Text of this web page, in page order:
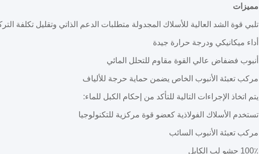
مميزات
تلبي قوة الشد العالية للأسلاك المجدولة متطلبات الدعم الذاتي وتقليل تكلفة
أداء ميكانيكي ودرجة حرارة جيدة
أنبوب فضفاض عالي القوة مقاوم للتحلل المائي
مركب تعبئة الأنبوب الخاص يضمن حماية حرجة للألياف
يتم اتخاذ الإجراءات التالية للتأكد من إحكام الكبل للماء:
تستخدم الأسلاك الفولاذية كعضو قوة مركزية للتكنولوجيا
مركب تعبئة الأنبوب السائب
100٪ حشو لب الكابل